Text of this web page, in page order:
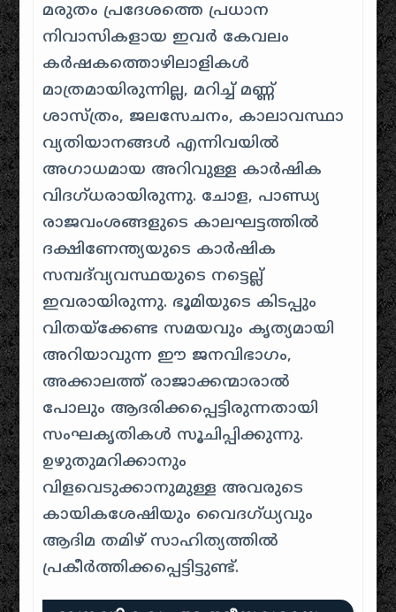
മരുതം പ്രദേശത്തെ പ്രധാന
നിവാസികളായ ഇവർ കേവലം
കർഷകത്തൊഴിലാളികൾ
മാത്രമായിരുന്നില്ല, മറിച്ച് മണ്ണ്
ശാസ്ത്രം, ജലസേചനം, കാലാവസ്ഥാ
വ്യതിയാനങ്ങൾ എന്നിവയിൽ
അഗാധമായ അറിവുള്ള കാർഷിക
വിദഗ്ധരായിരുന്നു. ചോള, പാണ്ഡ്യ
രാജവംശങ്ങളുടെ കാലഘട്ടത്തിൽ
ദക്ഷിണേന്ത്യയുടെ കാർഷിക
സമ്പദ്‌വ്യവസ്ഥയുടെ നട്ടെല്ല്
ഇവരായിരുന്നു. ഭൂമിയുടെ കിടപ്പും
വിതയ്ക്കേണ്ട സമയവും കൃത്യമായി
അറിയാവുന്ന ഈ ജനവിഭാഗം,
അക്കാലത്ത് രാജാക്കന്മാരാൽ
പോലും ആദരിക്കപ്പെട്ടിരുന്നതായി
സംഘകൃതികൾ സൂചിപ്പിക്കുന്നു.
ഉഴുതുമറിക്കാനും
വിളവെടുക്കാനുമുള്ള അവരുടെ
കായികശേഷിയും വൈദഗ്ധ്യവും
ആദിമ തമിഴ് സാഹിത്യത്തിൽ
പ്രകീർത്തിക്കപ്പെട്ടിട്ടുണ്ട്.